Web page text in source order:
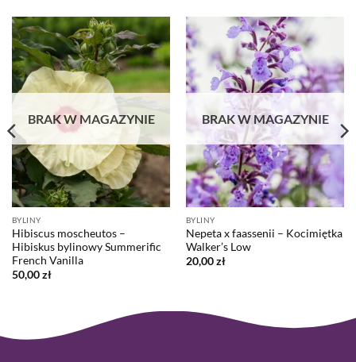
BRAK W MAGAZYNIE
BYLINY
Hibiscus moscheutos –
Hibiskus bylinowy Summerific
French Vanilla
50,00zł
BRAK W MAGAZYNIE
BYLINY
Nepeta x faassenii – Kocimiętka
Walker’s Low
20,00zł